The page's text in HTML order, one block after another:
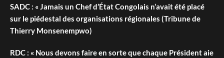
SADC : « Jamais un Chef d’État Congolais n’avait été placé
sur le piédestal des organisations régionales (Tribune de
Thierry Monsenempwo)
RDC : « Nous devons faire en sorte que chaque Président aie